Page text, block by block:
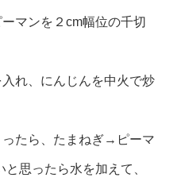
マンを２cm幅位の千切
れ、にんじんを中火で炒
たら、たまねぎ→ピーマ
思ったら水を加えて、